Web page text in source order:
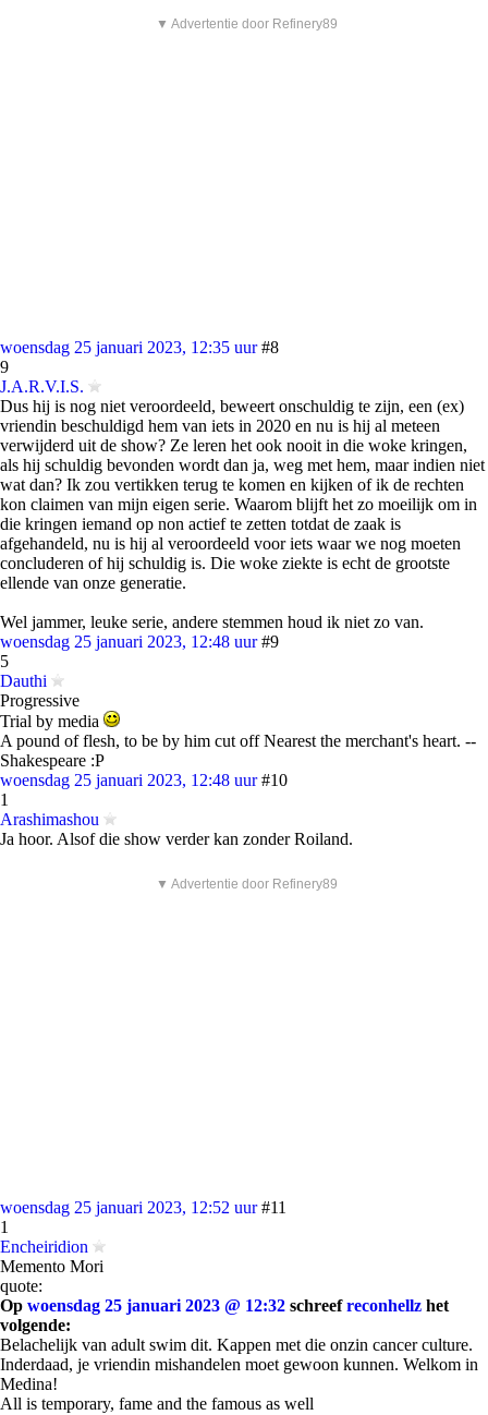
▼ Advertentie door Refinery89
woensdag 25 januari 2023, 12:35 uur #8
9
J.A.R.V.I.S.
Dus hij is nog niet veroordeeld, beweert onschuldig te zijn, een (ex)
vriendin beschuldigd hem van iets in 2020 en nu is hij al meteen
verwijderd uit de show? Ze leren het ook nooit in die woke kringen,
als hij schuldig bevonden wordt dan ja, weg met hem, maar indien niet
wat dan? Ik zou vertikken terug te komen en kijken of ik de rechten
kon claimen van mijn eigen serie. Waarom blijft het zo moeilijk om in
die kringen iemand op non actief te zetten totdat de zaak is
afgehandeld, nu is hij al veroordeeld voor iets waar we nog moeten
concluderen of hij schuldig is. Die woke ziekte is echt de grootste
ellende van onze generatie.
Wel jammer, leuke serie, andere stemmen houd ik niet zo van.
woensdag 25 januari 2023, 12:48 uur #9
5
Dauthi
Progressive
Trial by media
A pound of flesh, to be by him cut off Nearest the merchant's heart. --
Shakespeare :P
woensdag 25 januari 2023, 12:48 uur #10
1
Arashimashou
Ja hoor. Alsof die show verder kan zonder Roiland.
▼ Advertentie door Refinery89
woensdag 25 januari 2023, 12:52 uur #11
1
Encheiridion
Memento Mori
quote:
Op woensdag 25 januari 2023 @ 12:32 schreefreconhellz het
volgende:
Belachelijk van adult swim dit. Kappen met die onzin cancer culture.
Inderdaad, je vriendin mishandelen moet gewoon kunnen. Welkom in
Medina!
All is temporary, fame and the famous as well